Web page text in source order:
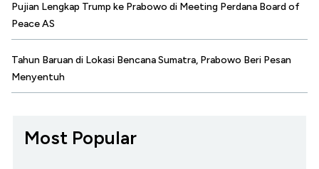
Pujian Lengkap Trump ke Prabowo di Meeting Perdana Board of
Peace AS
Tahun Baruan di Lokasi Bencana Sumatra, Prabowo Beri Pesan
Menyentuh
Most Popular